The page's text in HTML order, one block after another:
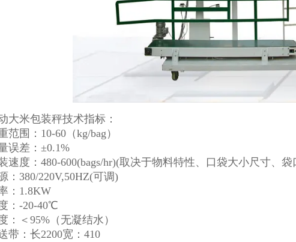
大米包装秤技术指标：
范围：10-60（kg/bag）
误差：±0.1%
速度：480-600(bags/hr)(取决于物料特性、口袋大小尺寸、袋
：380/220V,50HZ(可调)
：1.8KW
：-20-40℃
：＜95%（无凝结水）
带：长2200宽：410